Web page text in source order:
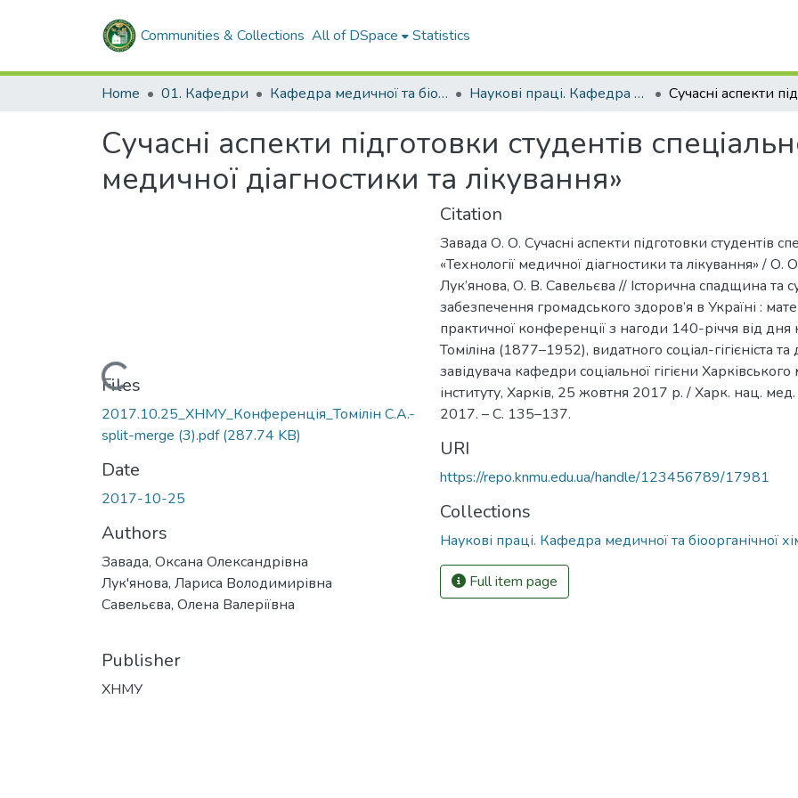
Communities & Collections All of DSpace Statistics
Home 01. Кафедри Кафедра медичної та біоорганічної хімії Наукові праці. Кафедра медичної та біоорганічної хімії
Сучасні аспекти підготовки студентів
медичної діагностики та лікування»
Loading...
Files
2017.10.25_ХНМУ_Конференція_Томілін С.А.-
split-merge (3).pdf(287.74 KB)
Date
2017-10-25
Authors
Завада, Оксана Олександрівна
Лук'янова, Лариса Володимирівна
Савельєва, Олена Валеріївна
Publisher
ХНМУ
Citation
Завада О. О. Сучасні аспекти підготовки студентів
«Технології медичної діагностики та лікування» / О.
Лук’янова, О. В. Савельєва // Історична спадщина та
забезпечення громадського здоров’я в Україні :
практичної конференції з нагоди 140-річчя від
Томіліна (1877–1952), видатного соціал-гігієніста
завідувача кафедри соціальної гігієни
інституту, Харків, 25 жовтня 2017 р. / Харк. нац. мед.
2017. – С. 135–137.
URI
https://repo.knmu.edu.ua/handle/123456789/17981
Collections
Наукові праці. Кафедра медичної та біоорганічної
Full item page